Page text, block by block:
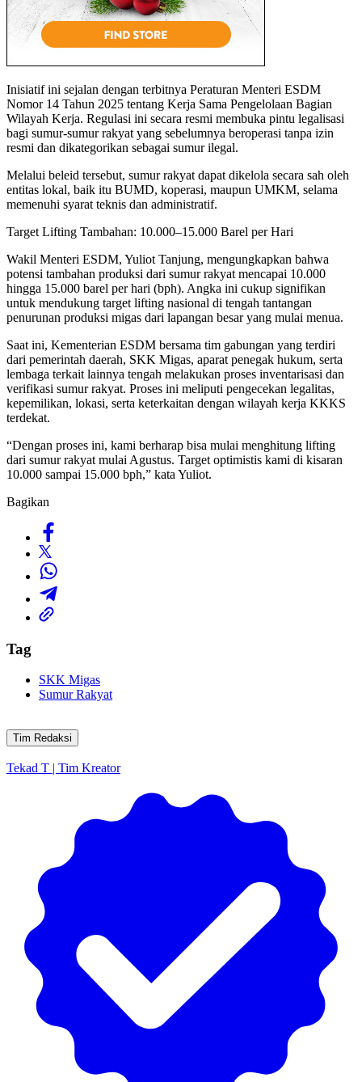
Inisiatif ini sejalan dengan terbitnya Peraturan Menteri ESDM
Nomor 14 Tahun 2025 tentang Kerja Sama Pengelolaan Bagian
Wilayah Kerja. Regulasi ini secara resmi membuka pintu legalisasi
bagi sumur-sumur rakyat yang sebelumnya beroperasi tanpa izin
resmi dan dikategorikan sebagai sumur ilegal.
Melalui beleid tersebut, sumur rakyat dapat dikelola secara sah oleh
entitas lokal, baik itu BUMD, koperasi, maupun UMKM, selama
memenuhi syarat teknis dan administratif.
Target Lifting Tambahan: 10.000–15.000 Barel per Hari
Wakil Menteri ESDM, Yuliot Tanjung, mengungkapkan bahwa
potensi tambahan produksi dari sumur rakyat mencapai 10.000
hingga 15.000 barel per hari (bph). Angka ini cukup signifikan
untuk mendukung target lifting nasional di tengah tantangan
penurunan produksi migas dari lapangan besar yang mulai menua.
Saat ini, Kementerian ESDM bersama tim gabungan yang terdiri
dari pemerintah daerah, SKK Migas, aparat penegak hukum, serta
lembaga terkait lainnya tengah melakukan proses inventarisasi dan
verifikasi sumur rakyat. Proses ini meliputi pengecekan legalitas,
kepemilikan, lokasi, serta keterkaitan dengan wilayah kerja KKKS
terdekat.
“Dengan proses ini, kami berharap bisa mulai menghitung lifting
dari sumur rakyat mulai Agustus. Target optimistis kami di kisaran
10.000 sampai 15.000 bph,” kata Yuliot.
Bagikan
Tag
SKK Migas
Sumur Rakyat
Tim Redaksi
Tekad T | Tim Kreator